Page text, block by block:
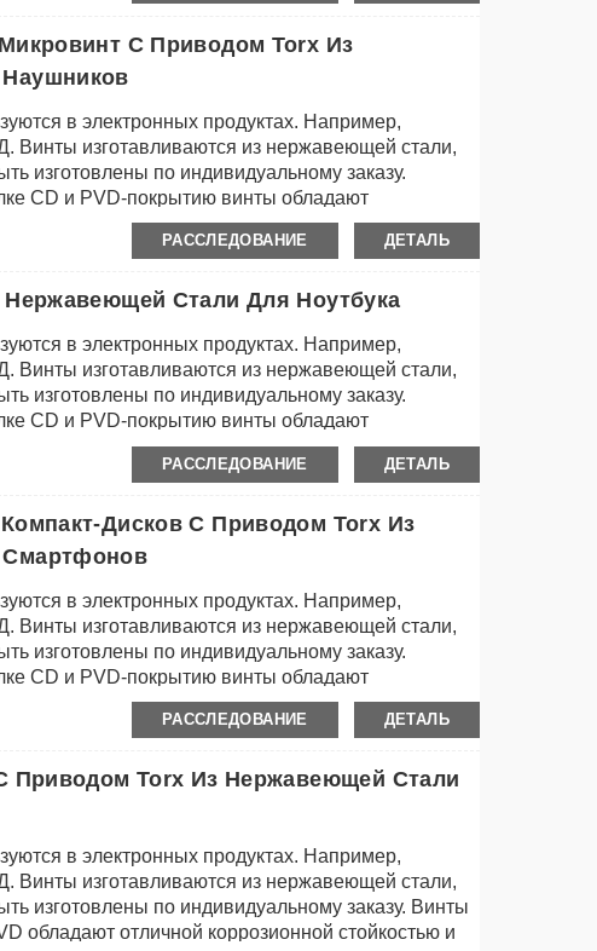
С Приводом Torx Из
в электронных продуктах. Например,
Винты изготавливаются из нержавеющей стали,
изготовлены по индивидуальному заказу.
CD и PVD-покрытию винты обладают
и красивым внешним видом.
РАССЛЕДОВАНИЕ ДЕТАЛЬ
Стали Для Ноутбука
в электронных продуктах. Например,
Винты изготавливаются из нержавеющей стали,
изготовлены по индивидуальному заказу.
CD и PVD-покрытию винты обладают
и красивым внешним видом.
РАССЛЕДОВАНИЕ ДЕТАЛЬ
Дисков С Приводом Torx Из
в электронных продуктах. Например,
Винты изготавливаются из нержавеющей стали,
изготовлены по индивидуальному заказу.
CD и PVD-покрытию винты обладают
и красивым внешним видом.
РАССЛЕДОВАНИЕ ДЕТАЛЬ
Приводом Torx Из Нержавеющей Стали
в электронных продуктах. Например,
Винты изготавливаются из нержавеющей стали,
изготовлены по индивидуальному заказу. Винты
обладают отличной коррозионной стойкостью и